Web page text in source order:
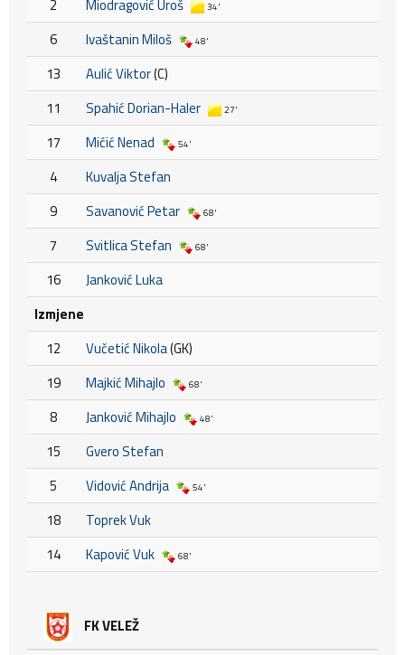
2 Miodragović Uroš 34'
6 Ivaštanin Miloš 48'
13 Aulić Viktor(C)
11
Spahić Dorian-Haler 27'
17 Mićić Nenad 54'
4
Kuvalja Stefan
9
Savanović Petar 68'
7 Svitlica Stefan 68'
16
Janković Luka
Izmjene
12
Vučetić Nikola(GK)
19
Majkić Mihajlo 68'
8 Janković Mihajlo 48'
15
Gvero Stefan
5
Vidović Andrija 54'
18
Toprek Vuk
14
Kapović Vuk 68'
FK VELEŽ